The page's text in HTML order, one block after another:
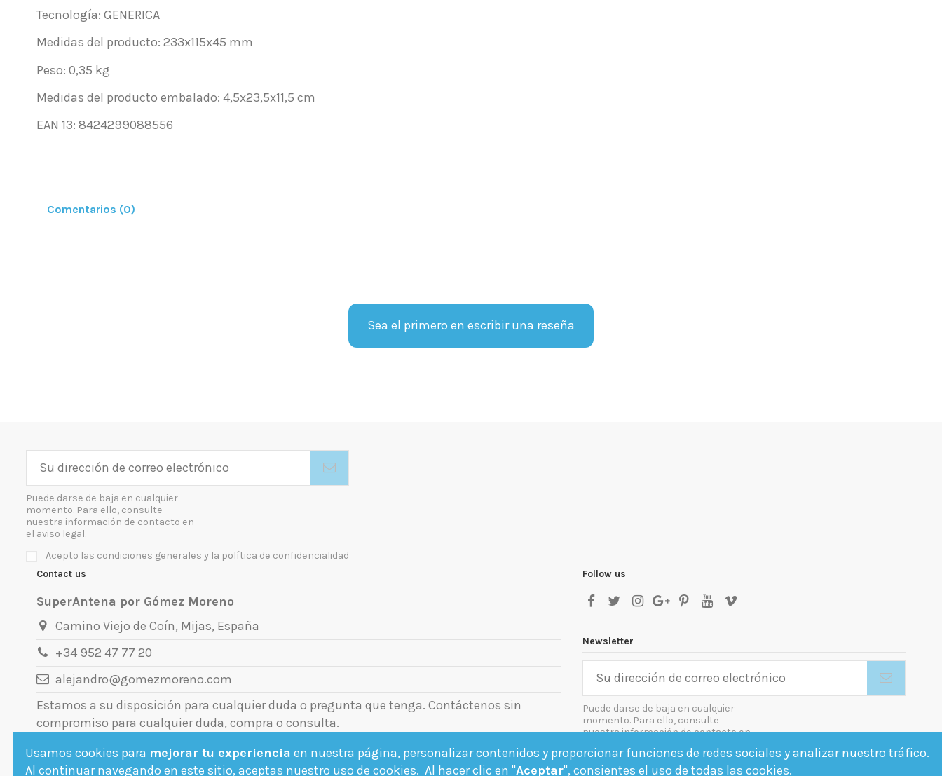
Tecnología: GENERICA
Medidas del producto: 233x115x45 mm
Peso: 0,35 kg
Medidas del producto embalado: 4,5x23,5x11,5 cm
EAN 13: 8424299088556
Comentarios (0)
Sea el primero en escribir una reseña
Puede darse de baja en cualquier
momento. Para ello, consulte
nuestra información de contacto en
el aviso legal.
Acepto las condiciones generales y la política de confidencialidad
Contact us
SuperAntena por Gómez Moreno
Camino Viejo de Coín, Mijas, España
+34 952 47 77 20
alejandro@gomezmoreno.com
Estamos a su disposición para cualquier duda o pregunta que tenga. Contáctenos sin
compromiso para cualquier duda, compra o consulta.
Follow us
Newsletter
Puede darse de baja en cualquier
momento. Para ello, consulte
nuestra información de contacto en
Acepto las condiciones generales y la política de confidencialidad
Usamos cookies para mejorar tu experiencia en nuestra página, personalizar contenidos y proporcionar funciones de redes sociales y analizar nuestro tráfico.
Al continuar navegando en este sitio, aceptas nuestro uso de cookies. Al hacer clic en "Aceptar", consientes el uso de todas las cookies.